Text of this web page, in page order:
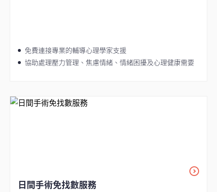
免費連接專業的輔導心理學家支援
協助處理壓力管理、焦慮情緒、情緒困擾及心理健康需要
日間手術免找數服務